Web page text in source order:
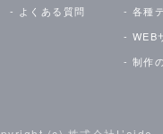
よくある質問
各種
WEB
制作